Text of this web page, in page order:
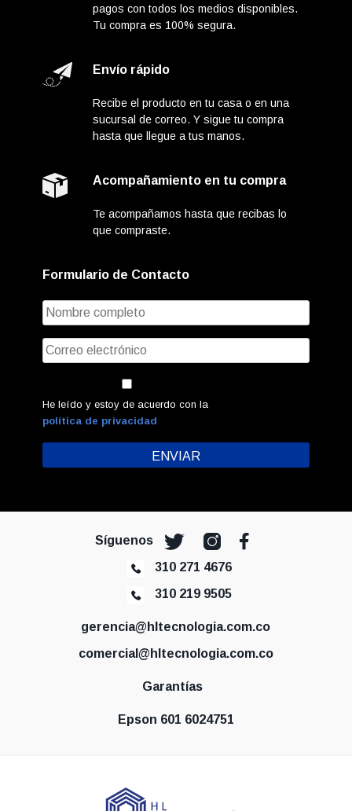
pagos con todos los medios disponibles.
Tu compra es 100% segura.
Envío rápido
Recibe el producto en tu casa o en una
sucursal de correo. Y sigue tu compra
hasta que llegue a tus manos.
Acompañamiento en tu compra
Te acompañamos hasta que recibas lo
que compraste.
Formulario de Contacto
He leído y estoy de acuerdo con la
política de privacidad
Síguenos
310 271 4676
310 219 9505
gerencia@hltecnologia.com.co
comercial@hltecnologia.com.co
Garantías
Epson 601 6024751